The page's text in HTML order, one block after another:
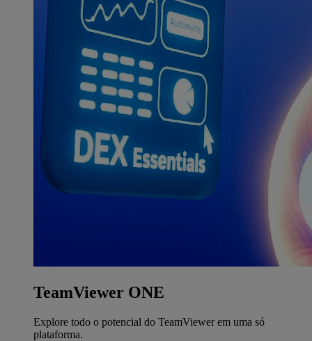
TeamViewer ONE
Explore todo o potencial do TeamViewer em uma só
plataforma.